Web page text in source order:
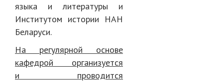
языка и литературы и
Институтом истории НАН
Беларуси.
На регулярной основе
кафедрой организуется
и проводится